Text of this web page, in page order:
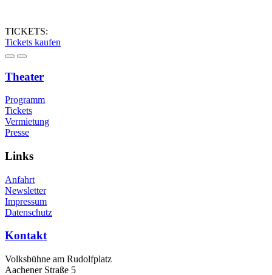
TICKETS:
Tickets kaufen
Theater
Programm
Tickets
Vermietung
Presse
Links
Anfahrt
Newsletter
Impressum
Datenschutz
Kontakt
Volksbühne am Rudolfplatz
Aachener Straße 5